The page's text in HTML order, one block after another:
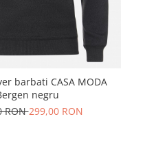
barbati CASA MODA
negru
RON299,00 RON